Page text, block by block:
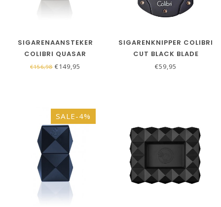
SIGARENAANSTEKER
COLIBRI QUASAR
TAFELAANSTEKER
€156,98 €149,95
SIGARENKNIPPER COLIBRI
CUT BLACK BLADE
€59,95
SALE-4%